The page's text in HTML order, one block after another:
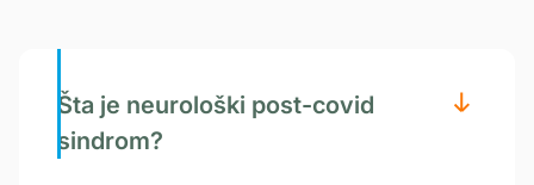
Šta je neurološki post-covid
sindrom?